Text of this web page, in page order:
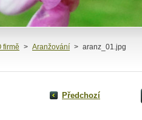
firmě > Aranžování > aranz_01.jpg
Předchozí